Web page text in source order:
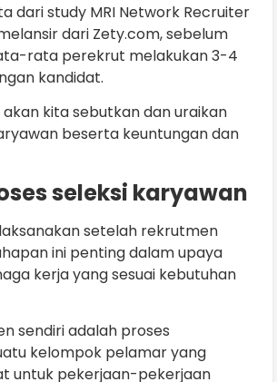
dari study MRI Network Recruiter
dari Zety.com, sebelum
rata perekrut melakukan 3-4
kandidat.
akan kita sebutkan dan uraikan
beserta keuntungan dan
seleksi karyawan
setelah rekrutmen
ini penting dalam upaya
kerja yang sesuai kebutuhan
sendiri adalah proses
kelompok pelamar yang
untuk pekerjaan-pekerjaan